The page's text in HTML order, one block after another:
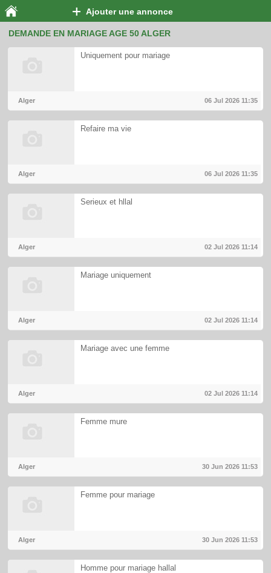
Ajouter une annonce
DEMANDE EN MARIAGE AGE 50 ALGER
Uniquement pour mariage
Alger 06 Jul 202611:35
Refaire ma vie
Alger 06 Jul 202611:35
Serieux et hllal
Alger 02 Jul 202611:14
Mariage uniquement
Alger 02 Jul 202611:14
Mariage avec une femme
Alger 02 Jul 202611:14
Femme mure
Alger 30 Jun 202611:53
Femme pour mariage
Alger 30 Jun 202611:53
Homme pour mariage hallal